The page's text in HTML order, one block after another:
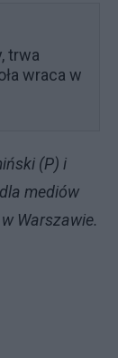
trwa
wraca w
(P) i
mediów
Warszawie.